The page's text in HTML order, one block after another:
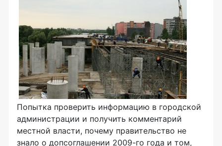
Попытка проверить информацию в городской
администрации и получить комментарий
местной власти, почему правительство не
знало о допсоглашении 2009-го года и том,